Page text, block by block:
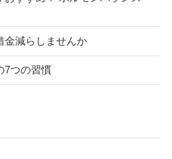
金減らしませんか
7つの習慣